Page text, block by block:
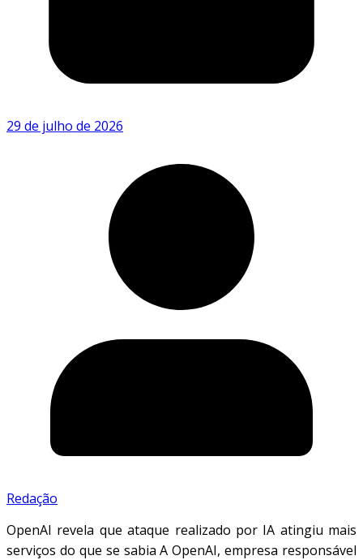
29 de julho de 2026
Redação
OpenAI revela que ataque realizado por IA atingiu mais
serviços do que se sabia A OpenAI, empresa responsável